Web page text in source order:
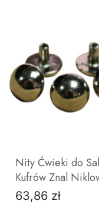
Nity Ćwieki do
Kufrów Znal
11 mm Zestaw 50
Cena
63,86 zł